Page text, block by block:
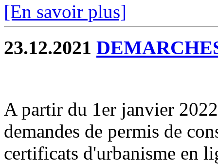
[En savoir plus]
23.12.2021
A partir du 1er janvier
demandes de permis de
certificats d'urbanisme en